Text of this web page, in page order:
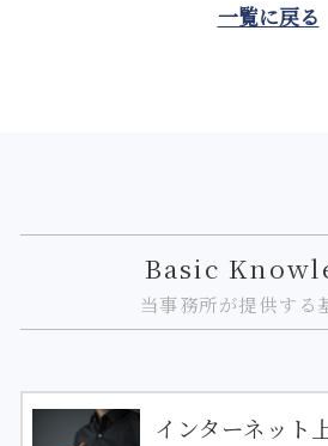
一覧に戻る
Basic
当事務所が提供する
インターネット